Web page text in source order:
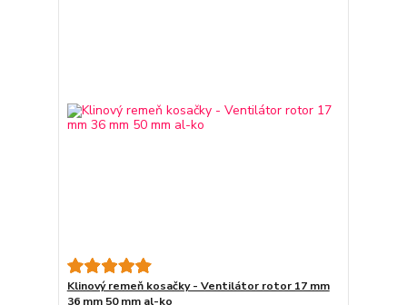
Klinový remeň kosačky - Ventilátor rotor 17 mm
36 mm 50 mm al-ko